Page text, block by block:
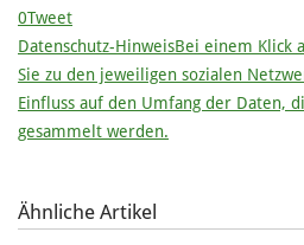
0Tweet
Datenschutz-HinweisBei einem Klick
Sie zu den jeweiligen sozialen
Einfluss auf den Umfang der Daten,
gesammelt werden.
Ähnliche Artikel